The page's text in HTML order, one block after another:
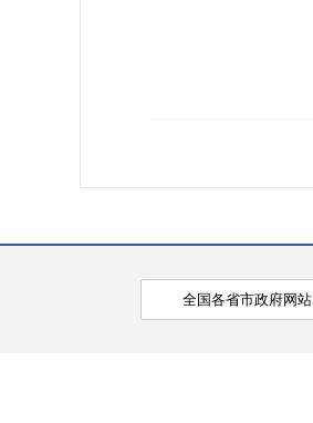
全国各省市政府网站